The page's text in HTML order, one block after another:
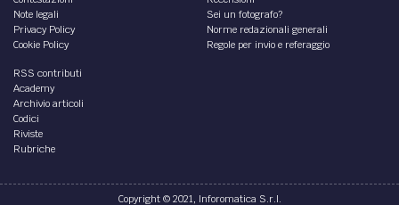
Note legali
Privacy Policy
Cookie Policy
Sei un fotografo?
Norme redazionali generali
Regole per invio e referaggio
RSS contributi
Academy
Archivio articoli
Codici
Riviste
Rubriche
Copyright © 2021, Inforomatica S.r.l.